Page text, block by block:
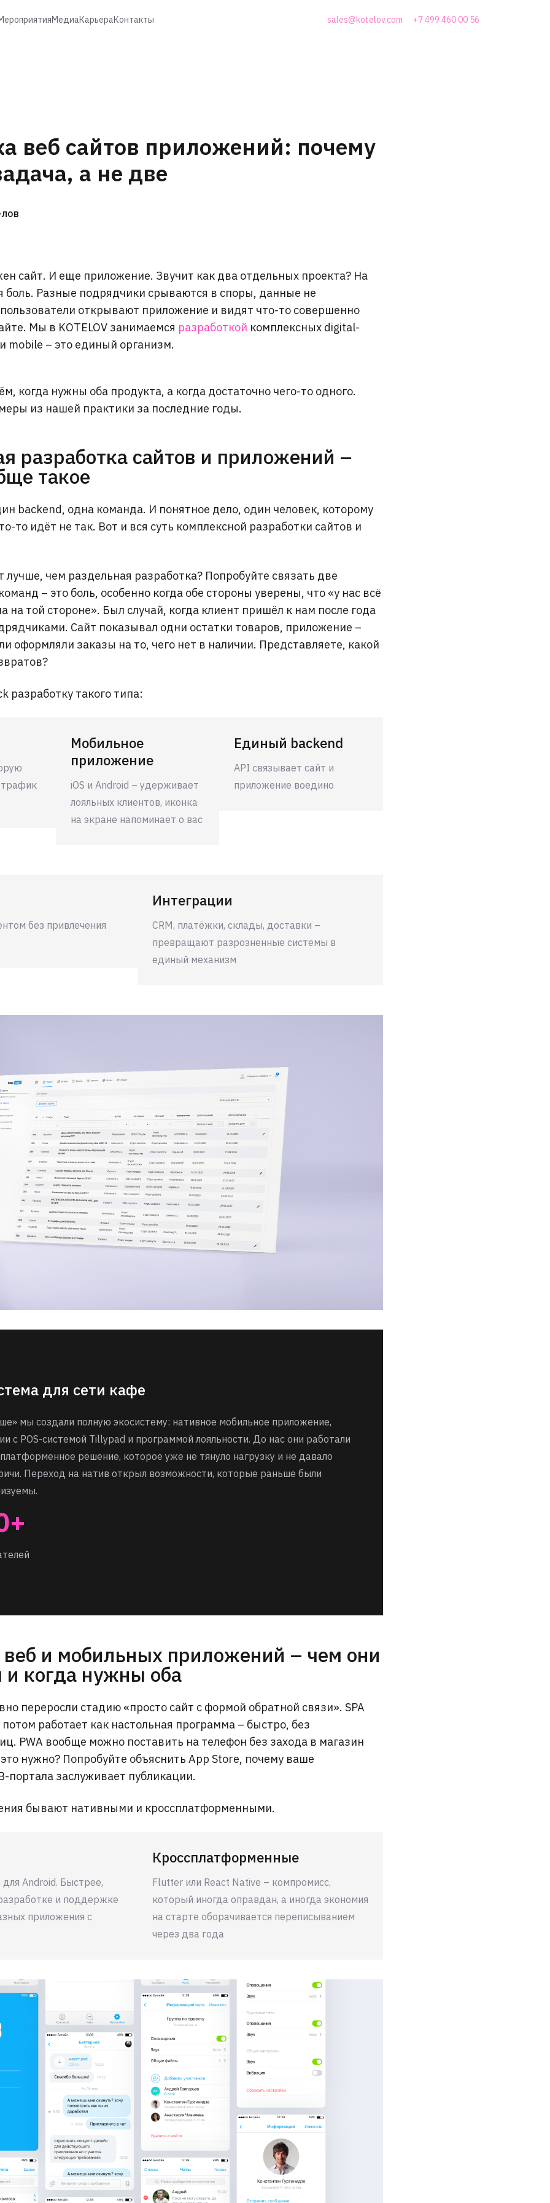
МедиаКарьераКонтакты sales@kotelov.com +7 499 460 00 56
веб сайтов приложений: почему
а не две
сайт. И еще приложение. Звучит как два отдельных проекта? На
боль. Разные подрядчики срываются в споры, данные не
открывают приложение и видят что-то совершенно
Мы в KOTELOV занимаемся разработкой комплексных digital-
mobile – это единый организм.
когда нужны оба продукта, а когда достаточно чего-то одного.
из нашей практики за последние годы.
разработка сайтов и приложений –
такое
backend, одна команда. И понятное дело, один человек, которому
то идёт не так. Вот и вся суть комплексной разработки сайтов и
лучше, чем раздельная разработка? Попробуйте связать две
– это боль, особенно когда обе стороны уверены, что «у нас всё
на той стороне». Был случай, когда клиент пришёл к нам после года
Сайт показывал одни остатки товаров, приложение –
оформляли заказы на то, чего нет в наличии. Представляете, какой
разработку такого типа:
трафик
Мобильное
приложение
iOS и Android – удерживает
лояльных клиентов, иконка
на экране напоминает о вас
Единый backend
API связывает сайт и
приложение воедино
без привлечения
Интеграции
CRM, платёжки, склады, доставки –
превращают разрозненные системы в
единый механизм
для сети кафе
мы создали полную экосистему: нативное мобильное приложение,
с POS-системой Tillypad и программой лояльности. До нас они работали
решение, которое уже не тянуло нагрузку и не давало
Переход на натив открыл возможности, которые раньше были
веб и мобильных приложений – чем они
и когда нужны оба
переросли стадию «просто сайт с формой обратной связи». SPA
работает как настольная программа – быстро, без
PWA вообще можно поставить на телефон без захода в магазин
нужно? Попробуйте объяснить App Store, почему ваше
портала заслуживает публикации.
бывают нативными и кроссплатформенными.
Android. Быстрее,
и поддержке
приложения с
Кроссплатформенные
Flutter или React Native – компромисс,
который иногда оправдан, а иногда экономия
на старте оборачивается переписыванием
через два года